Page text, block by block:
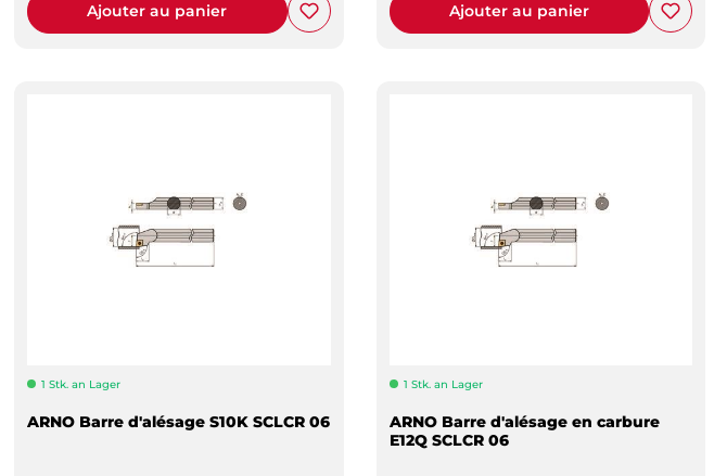
Ajouter au panier Ajouter au panier
1 Stk. an Lager
ARNO Barre d'alésage S10K SCLCR 06
1 Stk. an Lager
ARNO Barre d'alésage en carbure
E12Q SCLCR 06